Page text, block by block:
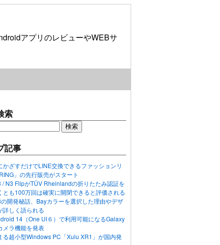
アプリのレビューやWEBサ
索
記事
かざすだけでLINE交換できるファッションリ
」の先行販売がスタート
/ N3 FlipがTÜV Rheinlandの折りたたみ認証を
とも100万回は確実に開閉できると評価される
開発秘話、Bayカラーを選択した理由やデザ
詳しく語られる
14（One UI６）で利用可能になるGalaxy
メラ機能を発表
る超小型Windows PC「Xulu XR1」が国内発